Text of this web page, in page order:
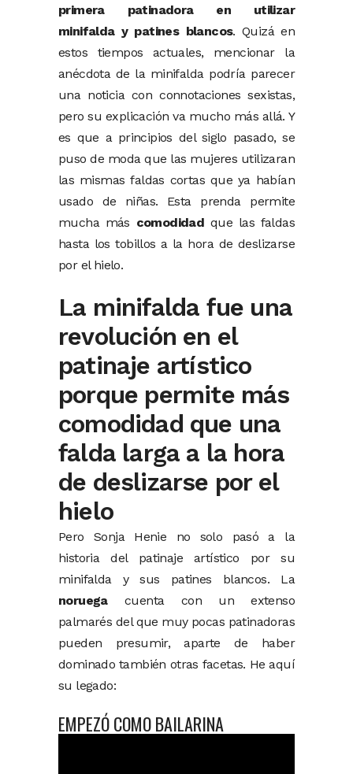
primera patinadora en utilizar
minifalda y patines blancos. Quizá en
estos tiempos actuales, mencionar la
anécdota de la minifalda podría parecer
una noticia con connotaciones sexistas,
pero su explicación va mucho más allá. Y
es que a principios del siglo pasado, se
puso de moda que las mujeres utilizaran
las mismas faldas cortas que ya habían
usado de niñas. Esta prenda permite
mucha más comodidad que las faldas
hasta los tobillos a la hora de deslizarse
por el hielo.
La minifalda fue una
revolución en el
patinaje artístico
porque permite más
comodidad que una
falda larga a la hora
de deslizarse por el
hielo
Pero Sonja Henie no solo pasó a la
historia del patinaje artístico por su
minifalda y sus patines blancos. La
noruegacuenta con un extenso
palmarés del que muy pocas patinadoras
pueden presumir, aparte de haber
dominado también otras facetas. He aquí
su legado:
EMPEZÓ COMO BAILARINA